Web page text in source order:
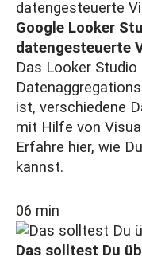
Google Looker
datengesteuerte
Das Looker
ist, verschiedene
mit Hilfe von
Erfahre hier, wie
kannst.
06 min
Das solltest Du